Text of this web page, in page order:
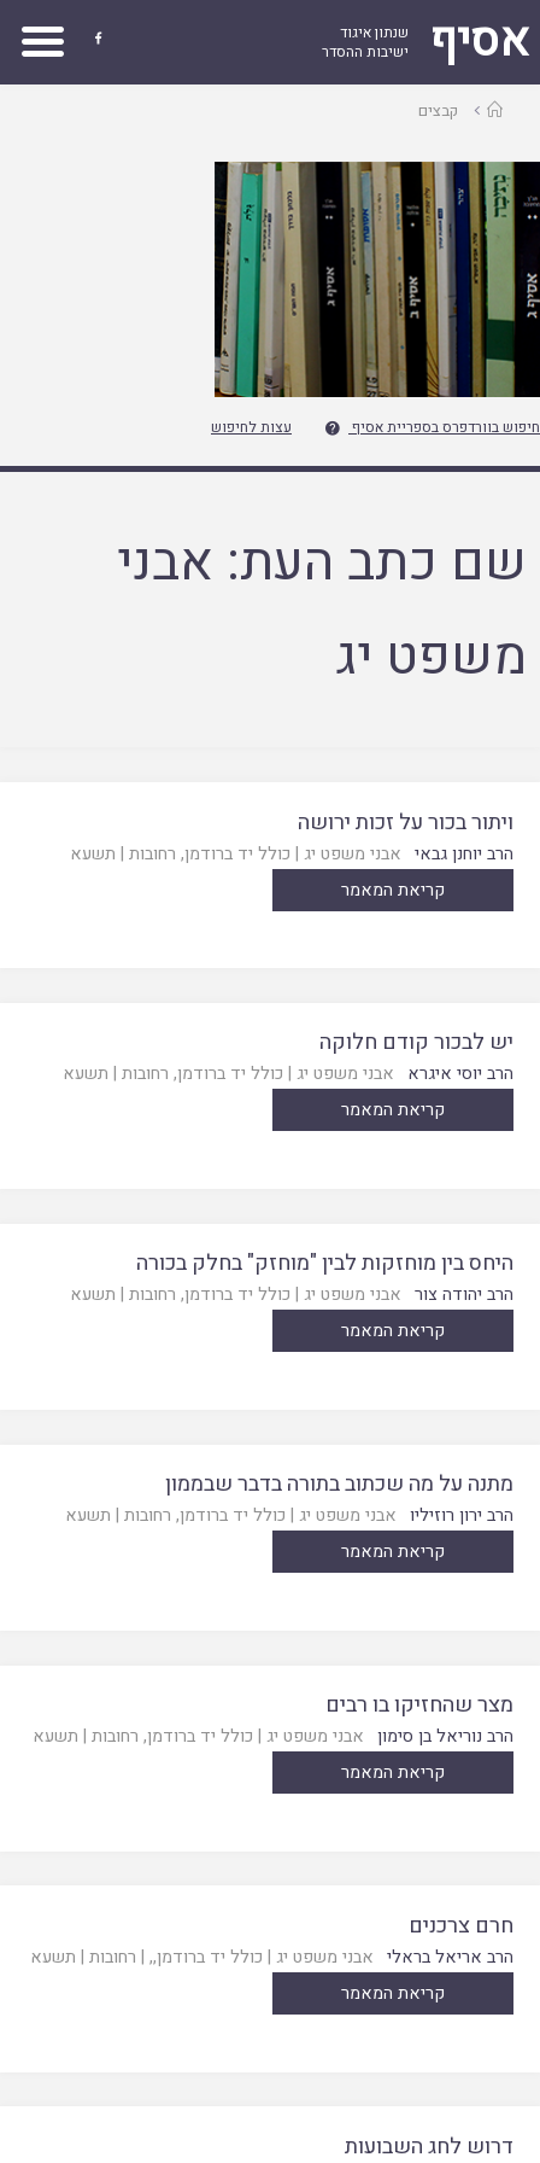
אסיף
שנתון איגוד
ישיבות ההסדר

עמודקבצים
חיפוש בוורדפרס בספריית אסיף  עצות לחיפוש
שם כתב העת: אבני
משפט יג
ויתור בכור על זכות ירושה
הרב יוחנן גבאי אבני משפט יג | כולל יד ברודמן, רחובות | תשעא
קריאת המאמר
יש לבכור קודם חלוקה
הרב יוסי איגרא אבני משפט יג | כולל יד ברודמן, רחובות | תשעא
קריאת המאמר
היחס בין מוחזקות לבין "מוחזק" בחלק בכורה
הרב יהודה צור אבני משפט יג | כולל יד ברודמן, רחובות | תשעא
קריאת המאמר
מתנה על מה שכתוב בתורה בדבר שבממון
הרב ירון רוזיליו אבני משפט יג | כולל יד ברודמן, רחובות | תשעא
קריאת המאמר
מצר שהחזיקו בו רבים
הרב נוריאל בן סימון אבני משפט יג | כולל יד ברודמן, רחובות | תשעא
קריאת המאמר
חרם צרכנים
הרב אריאל בראלי אבני משפט יג | כולל יד ברודמן,, | רחובות | תשעא
קריאת המאמר
דרוש לחג השבועות